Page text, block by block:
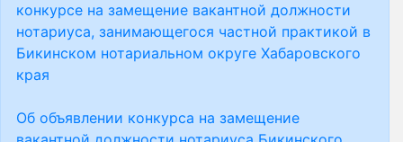
конкурсе на замещение вакантной должности
нотариуса, занимающегося частной практикой в
Бикинском нотариальном округе Хабаровского
края
Об объявлении конкурса на замещение